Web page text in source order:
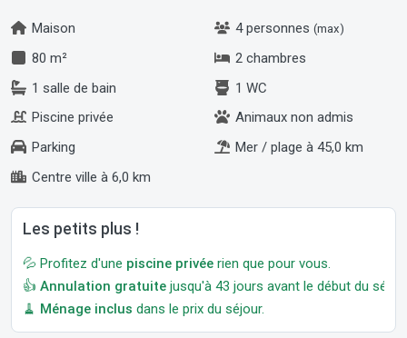
Maison 4 personnes (max)
80 m²
2 chambres
1 salle de bain
1 WC
Piscine privée
Animaux non admis
Parking
Mer / plage à 45,0 km
Centre ville à 6,0 km
Les petits plus !
💦 Profitez d'une piscine privée rien que pour vous.
👍 Annulation gratuite jusqu'à 43 jours avant le début du
🧹 Ménage inclus dans le prix du séjour.